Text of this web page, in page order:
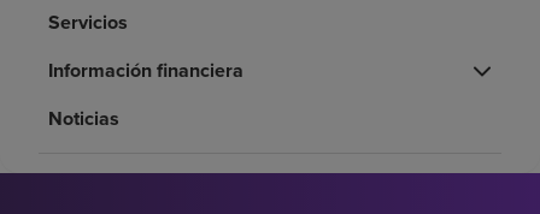
Recursos de salud
Servicios
Información financiera
Noticias